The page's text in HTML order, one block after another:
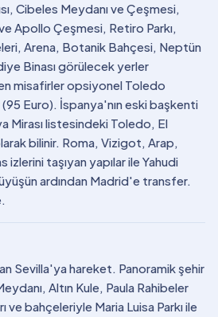
Cibeles Meydanı ve Çeşmesi,
Apollo Çeşmesi, Retiro Parkı,
Arena, Botanik Bahçesi, Neptün
Binası görülecek yerler
misafirler opsiyonel Toledo
Euro). İspanya'nın eski başkenti
Mirası listesindeki Toledo, El
bilinir. Roma, Vizigot, Arap,
izlerini taşıyan yapılar ile Yahudi
ardından Madrid'e transfer.
Sevilla'ya hareket. Panoramik şehir
Altın Kule, Paula Rahibeler
ve bahçeleriyle Maria Luisa Parkı ile